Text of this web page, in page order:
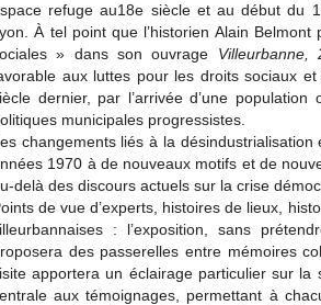
refuge au18e siècle et au début du
À tel point que l’historien Alain
» dans son ouvrage
aux luttes pour les droits sociaux
dernier, par l’arrivée d’une
municipales progressistes.
changements liés à la
1970 à de nouveaux motifs et de
delà des discours actuels sur la crise
de vue d’experts, histoires de lieux,
: l’exposition, sans
des passerelles entre mémoires
apportera un éclairage particulier sur
aux témoignages, permettant à